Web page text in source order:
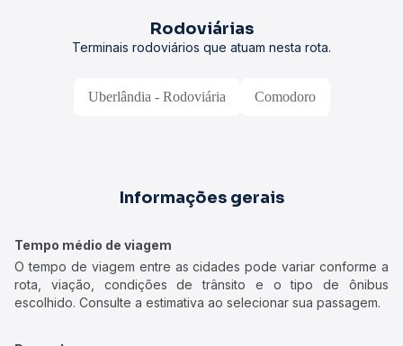
Rodoviárias
Terminais rodoviários que atuam nesta rota.
Uberlândia - Rodoviária Comodoro
Informações gerais
Tempo médio de viagem
O tempo de viagem entre as cidades pode variar conforme a
rota, viação, condições de trânsito e o tipo de ônibus
escolhido. Consulte a estimativa ao selecionar sua passagem.